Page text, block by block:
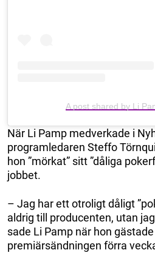
A post shared by Li
När Li Pamp medverkade i
programledaren Steffo
hon ”mörkat” sitt ”dåliga
jobbet.
– Jag har ett otroligt dåligt
aldrig till producenten, utan
sade Li Pamp när hon
premiärsändningen förra